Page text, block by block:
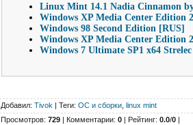
Linux Mint 14.1 Nadia Cinnamon
Windows XP Media Center Edition
Windows 98 Second Edition [RUS]
Windows XP Media Center Edition
Windows 7 Ultimate SP1 x64
Добавил: Tivok | Теги: ОС и сборки linux mint
Просмотров: 729 | Комментарии: 0 | Рейтинг: 0.0/0 |